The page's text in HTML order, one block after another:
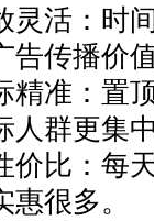
灵活：时
告传播价值
精准：置
人群更集中
价比：每
惠很多。